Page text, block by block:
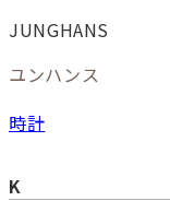
JUNGHANS
ユンハンス
時計
K